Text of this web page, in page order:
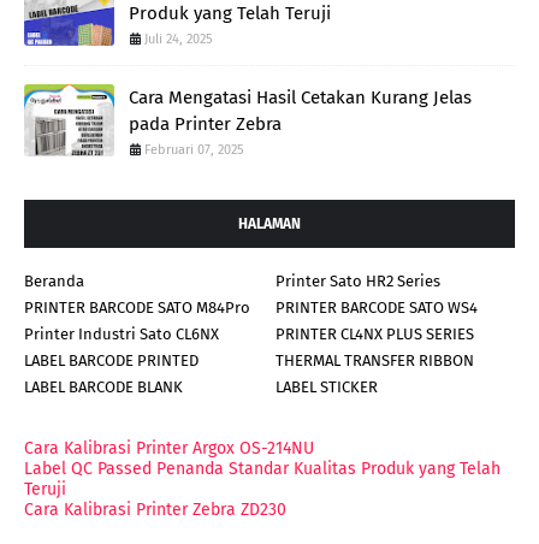
Produk yang Telah Teruji
Juli 24, 2025
Cara Mengatasi Hasil Cetakan Kurang Jelas
pada Printer Zebra
Februari 07, 2025
HALAMAN
Beranda
Printer Sato HR2 Series
PRINTER BARCODE SATO M84Pro
PRINTER BARCODE SATO WS4
Printer Industri Sato CL6NX
PRINTER CL4NX PLUS SERIES
LABEL BARCODE PRINTED
THERMAL TRANSFER RIBBON
LABEL BARCODE BLANK
LABEL STICKER
Cara Kalibrasi Printer Argox OS-214NU
Label QC Passed Penanda Standar Kualitas Produk yang Telah
Teruji
Cara Kalibrasi Printer Zebra ZD230